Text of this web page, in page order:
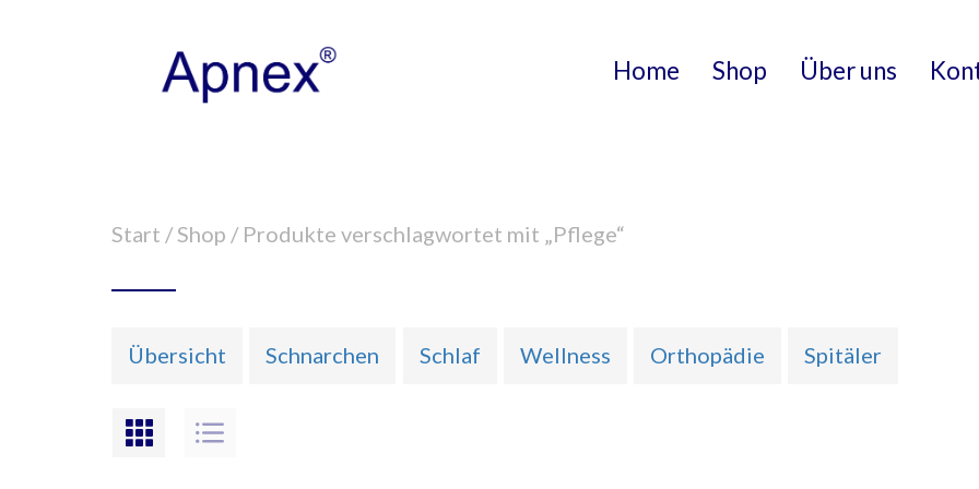
Home Shop Über uns
Start /Shop / Produkte verschlagwortet mit „Pflege“
Übersicht Schnarchen Schlaf Wellness Orthopädie Spitäler